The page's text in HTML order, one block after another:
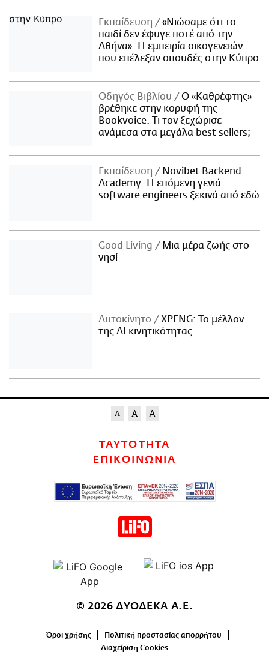
Εκπαίδευση
«Νιώσαμε ότι το
παιδί δεν έφυγε ποτέ από την
Αθήνα»: Η εμπειρία οικογενειών
που επέλεξαν σπουδές στην Κύπρο
Οδηγός Βιβλίου
Ο «Καθρέφτης»
βρέθηκε στην κορυφή της
Bookvoice. Τι τον ξεχώρισε
ανάμεσα στα μεγάλα best sellers;
Εκπαίδευση
Novibet Backend
Academy: Η επόμενη γενιά
software engineers ξεκινά από εδώ
Good Living
Μια μέρα ζωής στο
νησί
Αυτοκίνητο
XPENG: Το μέλλον
της AI κινητικότητας
ΤΑΥΤΟΤΗΤΑ
ΕΠΙΚΟΙΝΩΝΙΑ
© 2026 ΔΥΟΔΕΚΑ Α.Ε.
Όροι χρήσης
Πολιτική προστασίας απορρήτου
Διαχείριση Cookies